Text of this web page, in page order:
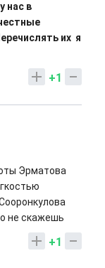
нас в
их я
+1
Эрматова
не скажешь
+1